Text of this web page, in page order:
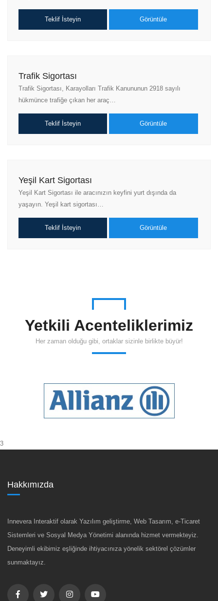
Teklif İsteyin Görüntüle
Trafik Sigortası
Trafik Sigortası, Karayolları Trafik Kanununun 2918 sayılı
hükmünce trafiğe çıkan her araç…
Teklif İsteyin Görüntüle
Yeşil Kart Sigortası
Yeşil Kart Sigortası ile aracınızın keyfini yurt dışında da
yaşayın. Yeşil kart sigortası…
Teklif İsteyin Görüntüle
Yetkili Acenteliklerimiz
Her zaman olduğu gibi, ortaklar sizinle birlikte büyür!
3
Hakkımızda
Innevera Interaktif olarak Yazılım geliştirme, Web Tasarım, e-Ticaret
Sistemleri ve Sosyal Medya Yönetimi alanında hizmet vermekteyiz.
Deneyimli ekibimiz eşliğinde ihtiyacınıza yönelik sektörel çözümler
sunmaktayız.